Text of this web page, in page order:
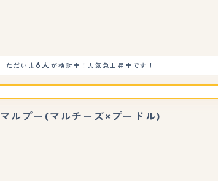
ただいま 6人 が検討中！人気急上昇中です！
マルプー(マルチーズ×プードル)